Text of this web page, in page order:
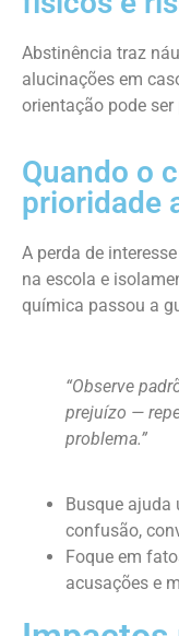
Abstinência traz
alucinações em
orientação pode ser
Quando o
prioridade
A perda de
na escola e
química passou a
“Observe
prejuízo —
problema.”
Busque ajuda
confusão,
Foque em
acusações e